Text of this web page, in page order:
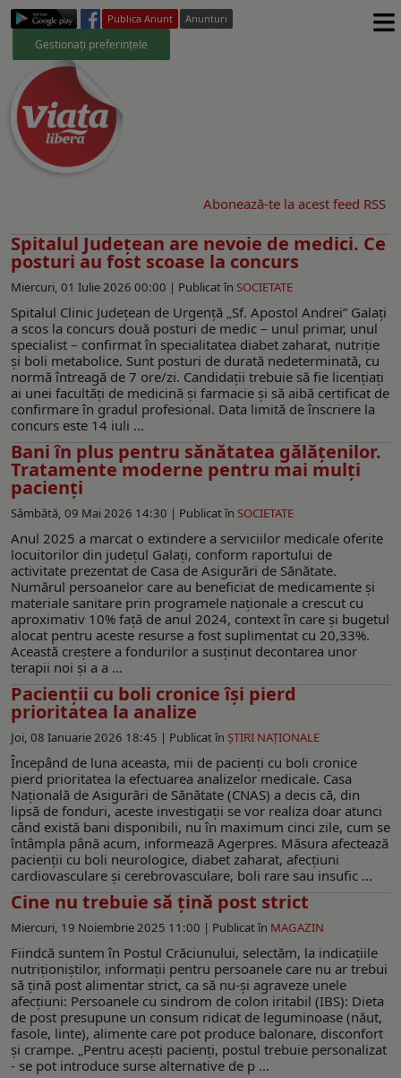
Publica Anunt Anunturi
Gestionați preferințele ≡
Abonează-te la acest feed RSS
Spitalul Județean are nevoie de medici. Ce
posturi au fost scoase la concurs
Miercuri, 01 Iulie 2026 00:00 | Publicat în SOCIETATE
Spitalul Clinic Județean de Urgență „Sf. Apostol Andrei” Galați
a scos la concurs două posturi de medic – unul primar, unul
specialist – confirmat în specialitatea diabet zaharat, nutriție
și boli metabolice. Sunt posturi de durată nedeterminată, cu
normă întreagă de 7 ore/zi. Candidații trebuie să fie licențiați
ai unei facultăți de medicină și farmacie și să aibă certificat de
confirmare în gradul profesional. Data limită de înscriere la
concurs este 14 iuli ...
Bani în plus pentru sănătatea gălățenilor.
Tratamente moderne pentru mai mulți
pacienți
Sâmbătă, 09 Mai 2026 14:30 | Publicat în SOCIETATE
Anul 2025 a marcat o extindere a serviciilor medicale oferite
locuitorilor din județul Galați, conform raportului de
activitate prezentat de Casa de Asigurări de Sănătate.
Numărul persoanelor care au beneficiat de medicamente și
materiale sanitare prin programele naționale a crescut cu
aproximativ 10% față de anul 2024, context în care și bugetul
alocat pentru aceste resurse a fost suplimentat cu 20,33%.
Această creștere a fondurilor a susținut decontarea unor
terapii noi și a a ...
Pacienții cu boli cronice îşi pierd
prioritatea la analize
Joi, 08 Ianuarie 2026 18:45 | Publicat în ŞTIRI NAŢIONALE
Începând de luna aceasta, mii de pacienți cu boli cronice
pierd prioritatea la efectuarea analizelor medicale. Casa
Națională de Asigurări de Sănătate (CNAS) a decis că, din
lipsă de fonduri, aceste investigații se vor realiza doar atunci
când există bani disponibili, nu în maximum cinci zile, cum se
întâmpla până acum, informează Agerpres. Măsura afectează
pacienții cu boli neurologice, diabet zaharat, afecțiuni
cardiovasculare și cerebrovasculare, boli rare sau insufic ...
Cine nu trebuie să ţină post strict
Miercuri, 19 Noiembrie 2025 11:00 | Publicat în MAGAZIN
Fiindcă suntem în Postul Crăciunului, selectăm, la indicaţiile
nutriţioniştilor, informaţii pentru persoanele care nu ar trebui
să țină post alimentar strict, ca să nu-şi agraveze unele
afecțiuni: Persoanele cu sindrom de colon iritabil (IBS): Dieta
de post presupune un consum ridicat de leguminoase (năut,
fasole, linte), alimente care pot produce balonare, disconfort
și crampe. „Pentru acești pacienți, postul trebuie personalizat
- se pot introduce surse alternative de p ...